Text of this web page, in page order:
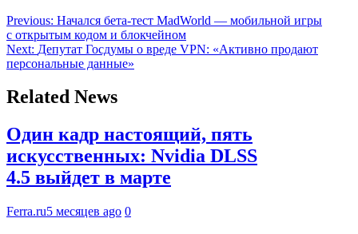
Previous: Начался бета-тест MadWorld — мобильной игры
с открытым кодом и блокчейном
Next: Депутат Госдумы о вреде VPN: «Активно продают
персональные данные»
Related News
Один кадр настоящий, пять
искусственных: Nvidia DLSS
4.5 выйдет в марте
Ferra.ru5 месяцев ago 0